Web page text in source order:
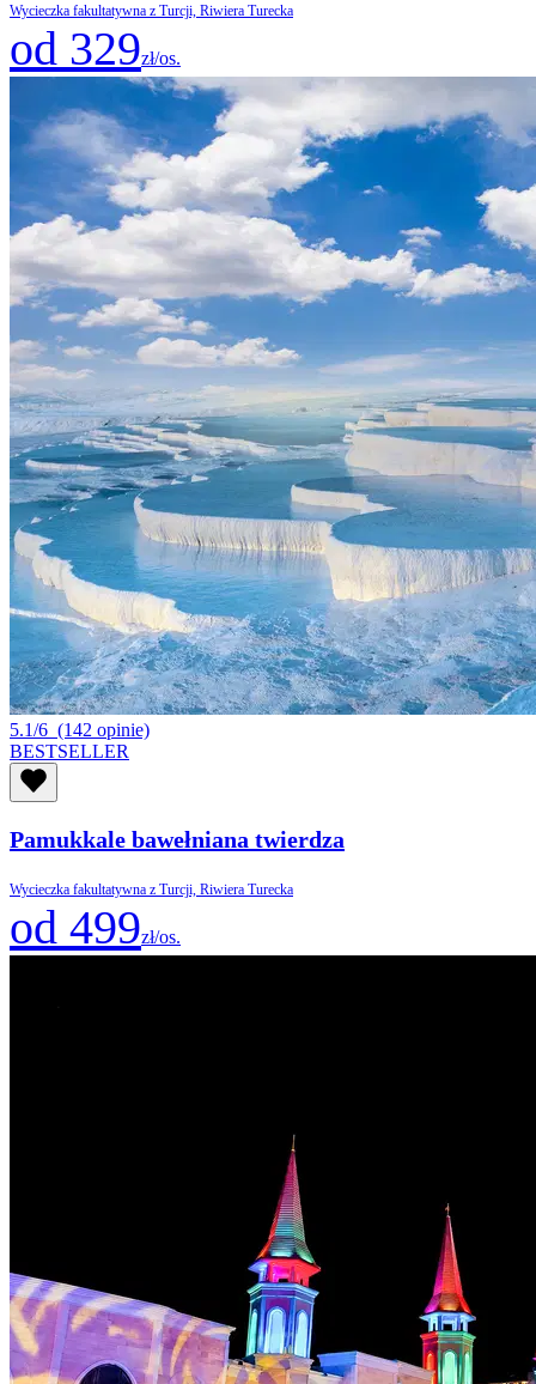
Wycieczka fakultatywna z Turcji, Riwiera Turecka
od 329zł/os.
5.1/6 (142 opinie)
BESTSELLER
Pamukkale bawełniana twierdza
Wycieczka fakultatywna z Turcji, Riwiera Turecka
od 499zł/os.